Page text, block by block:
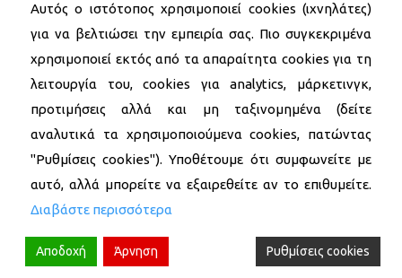
© 2026 Δήμος Νέας Σμύρνης
Αυτός ο ιστότοπος χρησιμοποιεί cookies (ιχνηλάτες)
για να βελτιώσει την εμπειρία σας. Πιο συγκεκριμένα
χρησιμοποιεί εκτός από τα απαραίτητα cookies για τη
λειτουργία του, cookies για analytics, μάρκετινγκ,
προτιμήσεις αλλά και μη ταξινομημένα (δείτε
αναλυτικά τα χρησιμοποιούμενα cookies, πατώντας
"Ρυθμίσεις cookies"). Υποθέτουμε ότι συμφωνείτε με
αυτό, αλλά μπορείτε να εξαιρεθείτε αν το επιθυμείτε.
Διαβάστε περισσότερα
Αποδοχή Άρνηση Ρυθμίσεις cookies